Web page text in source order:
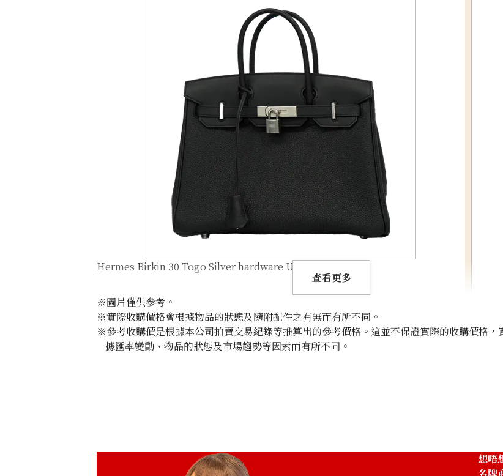
Hermes Birkin 30 Togo Silver hardware U engraved
查看更多
※圖片僅供參考。
※實際收購價格會根據物品的狀態及隨附配件之有無而有所不同。
※參考收購價是根據本公司拍賣交易紀錄等推算出的參考價格。這並不保證實際的收購價格，
據匯率變動、物品的狀態及市場趨勢等因素而有所不同。
想唔